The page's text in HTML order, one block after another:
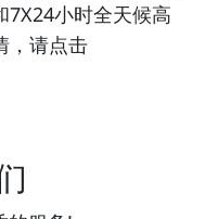
7X24小时全天候高
，请点击